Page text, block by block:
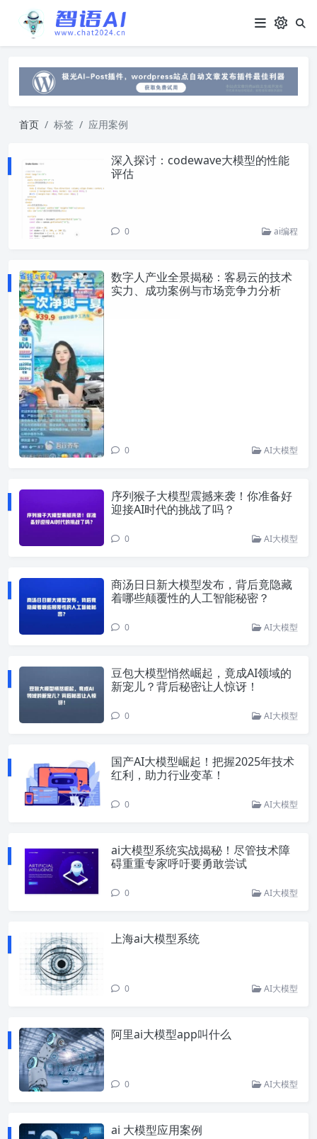
首页 标签 应用案例
深入探讨：codewave大模型的性能
评估
0 ai编程
数字人产业全景揭秘：客易云的技术
实力、成功案例与市场竞争力分析
0 AI大模型
序列猴子大模型震撼来袭！你准备好
迎接AI时代的挑战了吗？
0 AI大模型
商汤日日新大模型发布，背后竟隐藏
着哪些颠覆性的人工智能秘密？
0 AI大模型
豆包大模型悄然崛起，竟成AI领域的
新宠儿？背后秘密让人惊讶！
0 AI大模型
国产AI大模型崛起！把握2025年技术
红利，助力行业变革！
0 AI大模型
ai大模型系统实战揭秘！尽管技术障
碍重重专家呼吁要勇敢尝试
0 AI大模型
上海ai大模型系统
0 AI大模型
阿里ai大模型app叫什么
0 AI大模型
ai 大模型应用案例